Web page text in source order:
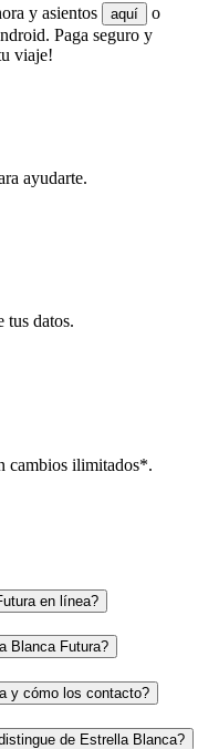
y asientos
aquí
o
Paga seguro y
viaje!
ayudarte.
tus datos.
cambios ilimitados*.
en línea?
Blanca Futura?
y cómo los contacto?
de Estrella Blanca?